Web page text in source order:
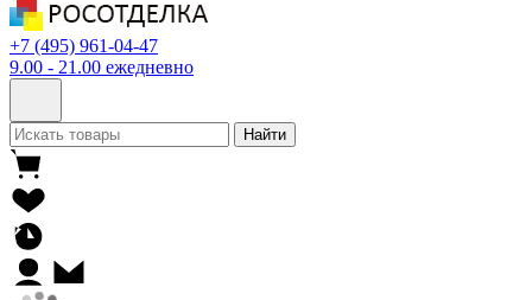
+7 (495) 961-04-47
9.00 - 21.00 ежедневно
Найти